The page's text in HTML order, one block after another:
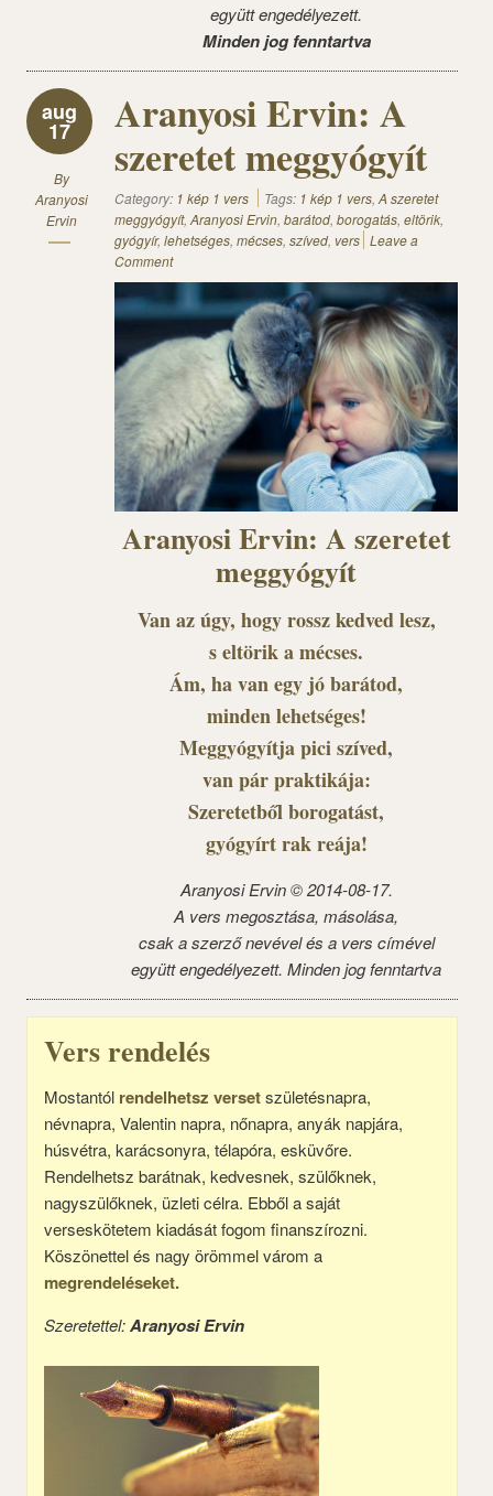
együtt engedélyezett.
Minden jog fenntartva
aug
17
By
Aranyosi
Ervin
Aranyosi Ervin: A
szeretet meggyógyít
Category: 1 kép 1 vers Tags: 1 kép 1 vers, A szeretet
meggyógyít, Aranyosi Ervin, barátod, borogatás, eltörik,
gyógyír, lehetséges, mécses, szíved, vers Leave a
Comment
Aranyosi Ervin: A szeretet
meggyógyít
Van az úgy, hogy rossz kedved lesz,
s eltörik a mécses.
Ám, ha van egy jó barátod,
minden lehetséges!
Meggyógyítja pici szíved,
van pár praktikája:
Szeretetből borogatást,
gyógyírt rak reája!
Aranyosi Ervin © 2014-08-17.
A vers megosztása, másolása,
csak a szerző nevével és a vers címével
együtt engedélyezett. Minden jog fenntartva
Vers rendelés
Mostantól rendelhetsz versetszületésnapra,
névnapra, Valentin napra, nőnapra, anyák napjára,
húsvétra, karácsonyra, télapóra, esküvőre.
Rendelhetsz barátnak, kedvesnek, szülőknek,
nagyszülőknek, üzleti célra. Ebből a saját
verseskötetem kiadását fogom finanszírozni.
Köszönettel és nagy örömmel várom a
megrendeléseket.
Szeretettel:Aranyosi Ervin